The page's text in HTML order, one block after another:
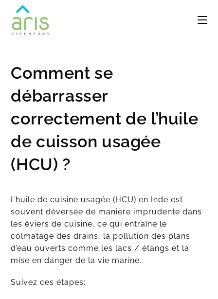
Comment se
débarrasser
correctement de l’huile
de cuisson usagée
(HCU) ?
L’huile de cuisine usagée (HCU) en Inde est
souvent déversée de manière imprudente dans
les éviers de cuisine, ce qui entraîne le
colmatage des drains, la pollution des plans
d’eau ouverts comme les lacs / étangs et la
mise en danger de la vie marine.
Suivez ces étapes;